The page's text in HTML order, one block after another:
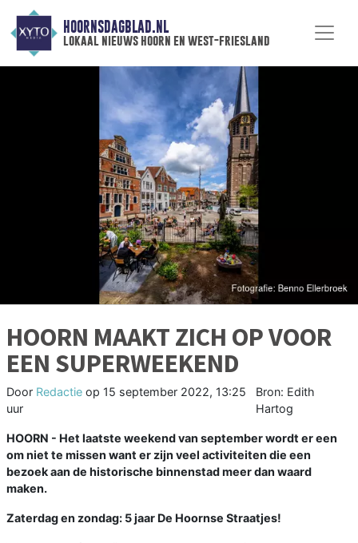
HOORNSDAGBLAD.NL
lokaal nieuws hoorn en west-friesland
HOORN MAAKT ZICH OP VOOR
EEN SUPERWEEKEND
Door Redactie op 15 september 2022, 13:25
uur
Bron: Edith
Hartog
HOORN - Het laatste weekend van september wordt er een
om niet te missen want er zijn veel activiteiten die een
bezoek aan de historische binnenstad meer dan waard
maken.
Zaterdag en zondag: 5 jaar De Hoornse Straatjes!